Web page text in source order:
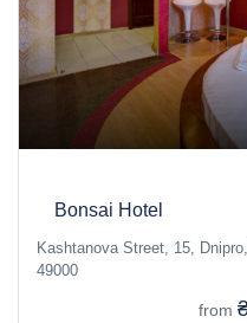
Bonsai Hotel
Kashtanova Street, 15,
49000
from